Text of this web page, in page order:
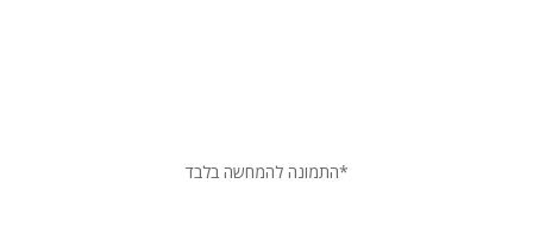
*התמונה להמחשה בלבד